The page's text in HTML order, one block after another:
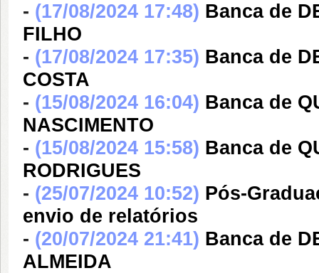
- (17/08/2024 17:48) Banca de
FILHO
- (17/08/2024 17:35) Banca de
COSTA
- (15/08/2024 16:04) Banca de
NASCIMENTO
- (15/08/2024 15:58) Banca de
RODRIGUES
- (25/07/2024 10:52) Pós-
envio de relatórios
- (20/07/2024 21:41) Banca de
ALMEIDA